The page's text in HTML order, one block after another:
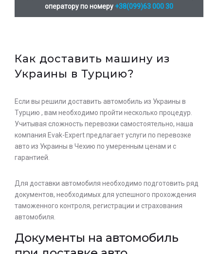
оператору по номеру +38(099)63 000 30
Как доставить машину из
Украины в Турцию?
Если вы решили доставить автомобиль из Украины в
Турцию , вам необходимо пройти несколько процедур.
Учитывая сложность перевозки самостоятельно, наша
компания Evak-Expert предлагает услуги по перевозке
авто из Украины в Чехию по умеренным ценам и с
гарантией.
Для доставки автомобиля необходимо подготовить ряд
документов, необходимых для успешного прохождения
таможенного контроля, регистрации и страхования
автомобиля.
Документы на автомобиль